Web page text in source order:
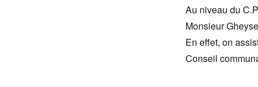
Au niveau du
Monsieur
En effet, on
Conseil